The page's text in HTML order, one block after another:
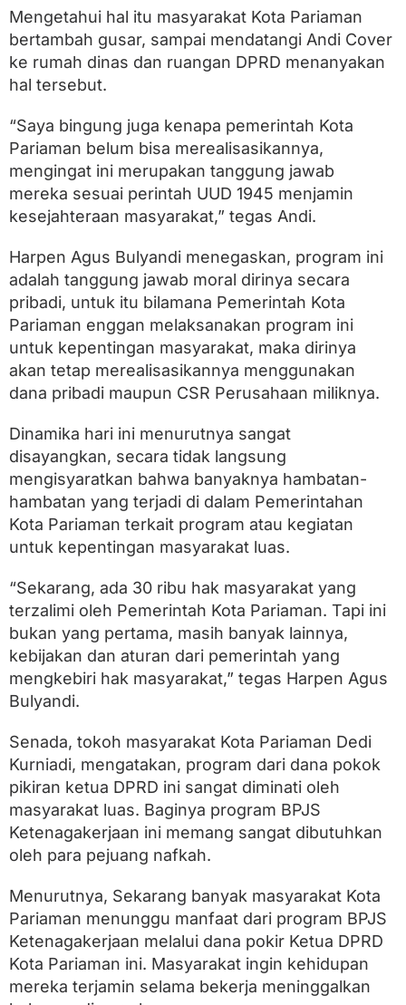
Mengetahui hal itu masyarakat Kota Pariaman
bertambah gusar, sampai mendatangi Andi Cover
ke rumah dinas dan ruangan DPRD menanyakan
hal tersebut.
“Saya bingung juga kenapa pemerintah Kota
Pariaman belum bisa merealisasikannya,
mengingat ini merupakan tanggung jawab
mereka sesuai perintah UUD 1945 menjamin
kesejahteraan masyarakat,” tegas Andi.
Harpen Agus Bulyandi menegaskan, program ini
adalah tanggung jawab moral dirinya secara
pribadi, untuk itu bilamana Pemerintah Kota
Pariaman enggan melaksanakan program ini
untuk kepentingan masyarakat, maka dirinya
akan tetap merealisasikannya menggunakan
dana pribadi maupun CSR Perusahaan miliknya.
Dinamika hari ini menurutnya sangat
disayangkan, secara tidak langsung
mengisyaratkan bahwa banyaknya hambatan-
hambatan yang terjadi di dalam Pemerintahan
Kota Pariaman terkait program atau kegiatan
untuk kepentingan masyarakat luas.
“Sekarang, ada 30 ribu hak masyarakat yang
terzalimi oleh Pemerintah Kota Pariaman. Tapi ini
bukan yang pertama, masih banyak lainnya,
kebijakan dan aturan dari pemerintah yang
mengkebiri hak masyarakat,” tegas Harpen Agus
Bulyandi.
Senada, tokoh masyarakat Kota Pariaman Dedi
Kurniadi, mengatakan, program dari dana pokok
pikiran ketua DPRD ini sangat diminati oleh
masyarakat luas. Baginya program BPJS
Ketenagakerjaan ini memang sangat dibutuhkan
oleh para pejuang nafkah.
Menurutnya, Sekarang banyak masyarakat Kota
Pariaman menunggu manfaat dari program BPJS
Ketenagakerjaan melalui dana pokir Ketua DPRD
Kota Pariaman ini. Masyarakat ingin kehidupan
mereka terjamin selama bekerja meninggalkan